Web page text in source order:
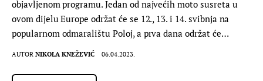
objavljenom programu. Jedan od najvećih moto susreta u
ovom dijelu Europe održat će se 12., 13. i 14. svibnja na
popularnom odmaralištu Poloj, a prva dana održat će…
AUTOR NIKOLA KNEŽEVIĆ 06.04.2023.